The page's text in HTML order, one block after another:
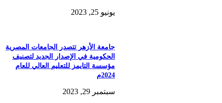
يونيو 25, 2023
جامعة الأزهر تتصدر الجامعات المصرية
الحكومية في الإصدار الجديد لتصنيف
مؤسسة التايمز للتعليم العالي للعام
2024م
سبتمبر 29, 2023